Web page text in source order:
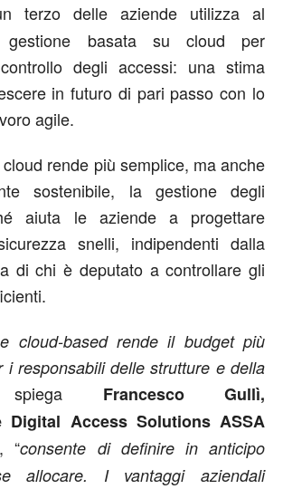
terzo delle aziende utilizza al
gestione basata su cloud per
degli accessi: una stima
in futuro di pari passo con lo
agile.
rende più semplice, ma anche
sostenibile, la gestione degli
aiuta le aziende a progettare
snelli, indipendenti dalla
di chi è deputato a controllare gli
cloud-based rende il budget più
i responsabili delle strutture e della
Francesco Gullì,
Digital Access Solutions ASSA
, “consente di definire in anticipo
allocare. I vantaggi aziendali